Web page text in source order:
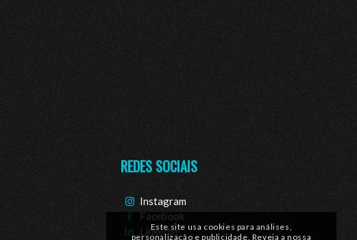
REDES SOCIAIS
Instagram
Facebook
Linkedin
Este site usa cookies para análises,
personalização e publicidade. Reveja a nossa